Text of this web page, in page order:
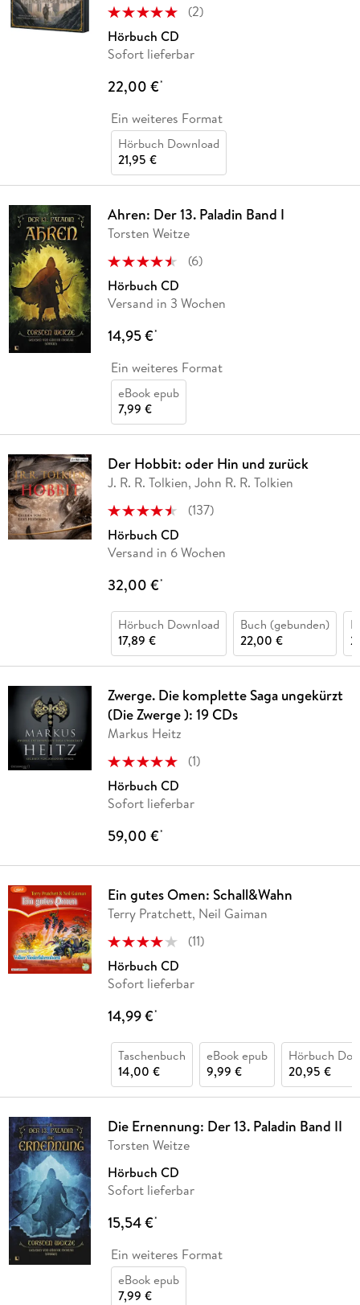
(2)
Hörbuch CD
Sofort lieferbar
22,00 €*
Ein weiteres Format
Hörbuch Download
21,95 €
Ahren: Der 13. Paladin Band I
Torsten Weitze
(6)
Hörbuch CD
Versand in 3 Wochen
14,95 €*
Ein weiteres Format
eBook epub
7,99 €
Der Hobbit: oder Hin und zurück
J. R. R. Tolkien, John R. R. Tolkien
(137)
Hörbuch CD
Versand in 6 Wochen
32,00 €*
Hörbuch Download
17,89 €
Buch (gebunden)
22,00 €
Zwerge. Die komplette Saga ungekürzt
(Die Zwerge ): 19 CDs
Markus Heitz
(1)
Hörbuch CD
Sofort lieferbar
59,00 €*
Ein gutes Omen: Schall&Wahn
Terry Pratchett, Neil Gaiman
(11)
Hörbuch CD
Sofort lieferbar
14,99 €*
Taschenbuch
14,00 €
eBook epub
9,99 €
Hörbuch
20,95 €
Die Ernennung: Der 13. Paladin Band II
Torsten Weitze
Hörbuch CD
Sofort lieferbar
15,54 €*
Ein weiteres Format
eBook epub
7,99 €